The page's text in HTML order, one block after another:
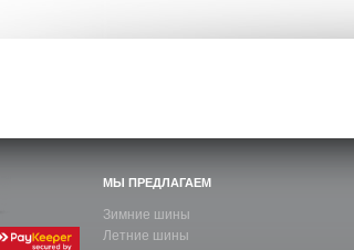
МЫ ПРЕДЛАГАЕМ
Зимние шины
Летние шины